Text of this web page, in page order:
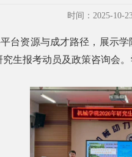
时间：2025-10-
台资源与成才路径，展示
究生报考动员及政策咨询会